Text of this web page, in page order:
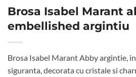
Brosa Isabel Marant
embellished argintiu
Brosa Isabel Marant Abby argintie,
siguranta, decorata cu cristale si